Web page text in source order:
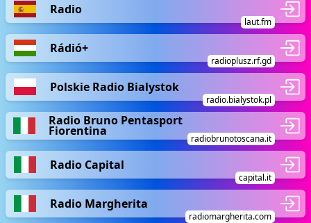
Radio
laut.fm
Rádió+
radioplusz.rf.gd
Polskie Radio Bialystok
radio.bialystok.pl
Radio Bruno Pentasport
Fiorentina
radiobrunotoscana.it
Radio Capital
capital.it
Radio Margherita
radiomargherita.com